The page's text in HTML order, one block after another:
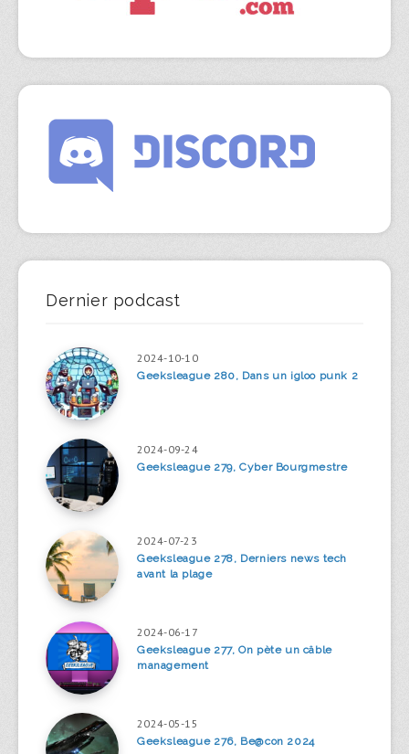
Dernier podcast
2024-10-10
Geeksleague 280, Dans un igloo punk 2
2024-09-24
Geeksleague 279, Cyber Bourgmestre
2024-07-23
Geeksleague 278, Derniers news tech
avant la plage
2024-06-17
Geeksleague 277, On pète un câble
management
2024-05-15
Geeksleague 276, Be@con 2024